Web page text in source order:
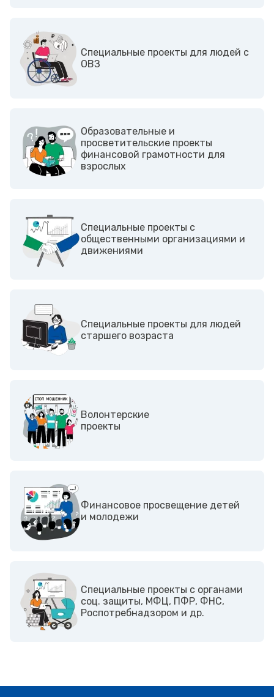
Cпециальные проекты для людей с
ОВЗ
Образовательные и
просветительские проекты
финансовой грамотности для
взрослых
Cпециальные проекты с
общественными организациями и
движениями
Специальные проекты для людей
старшего возраста
Волонтерские
проекты
Финансовое просвещение детей
и молодежи
Cпециальные проекты с органами
соц. защиты, МФЦ, ПФР, ФНС,
Роспотребнадзором и др.